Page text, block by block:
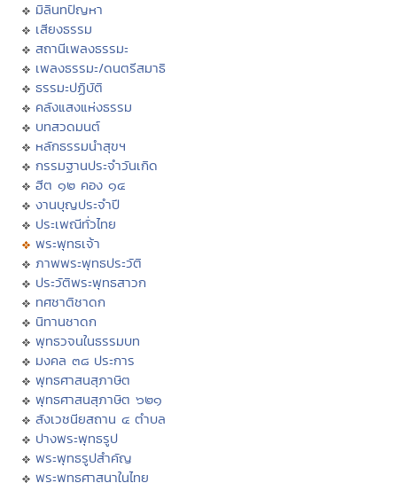
มิลินทปัญหา
เสียงธรรม
สถานีเพลงธรรมะ
เพลงธรรมะ/ดนตรีสมาธิ
ธรรมะปฏิบัติ
คลังแสงแห่งธรรม
บทสวดมนต์
หลักธรรมนำสุขฯ
กรรมฐานประจำวันเกิด
ฮีต ๑๒ คอง ๑๔
งานบุญประจำปี
ประเพณีทั่วไทย
พระพุทธเจ้า
ภาพพระพุทธประวัติ
ประวัติพระพุทธสาวก
ทศชาติชาดก
นิทานชาดก
พุทธวจนในธรรมบท
มงคล ๓๘ ประการ
พุทธศาสนสุภาษิต
พุทธศาสนสุภาษิต ๖๒๑
สังเวชนียสถาน ๔ ตำบล
ปางพระพุทธรูป
พระพุทธรูปสำคัญ
พระพุทธศาสนาในไทย